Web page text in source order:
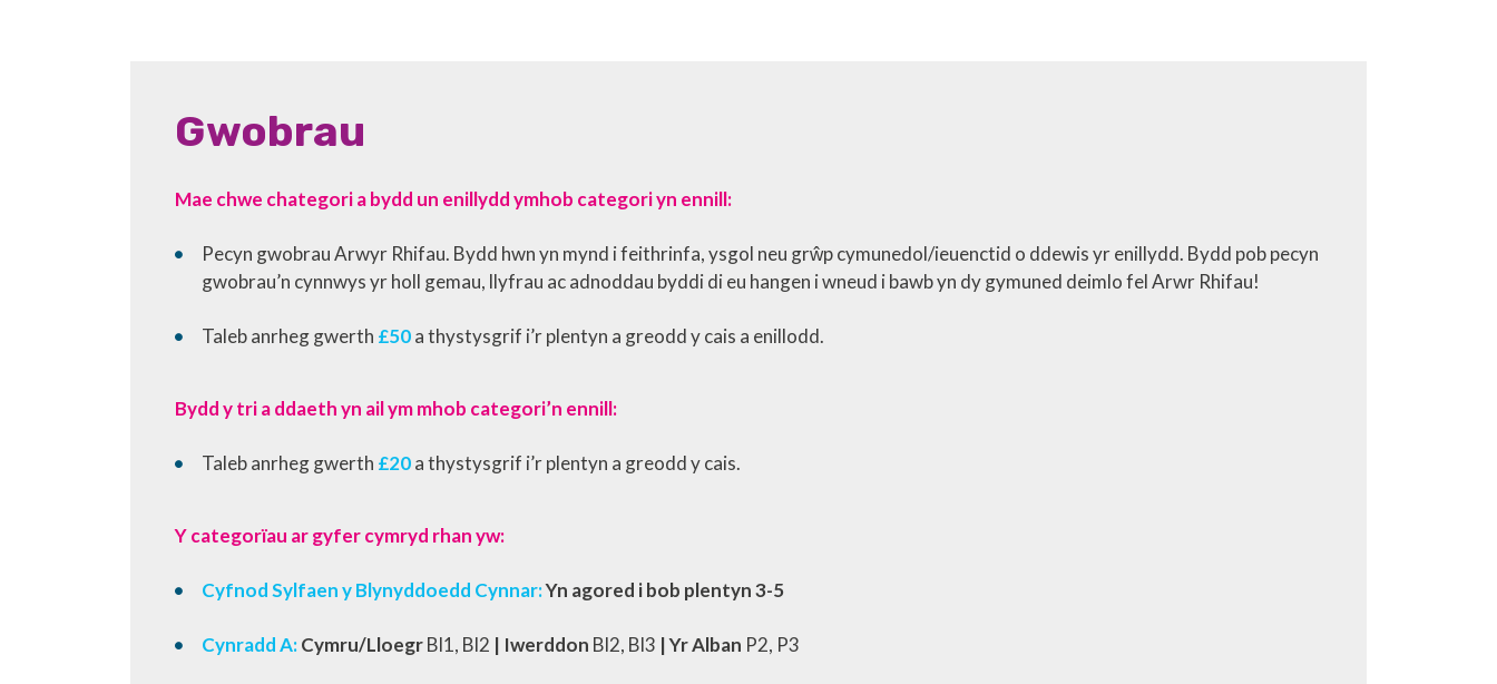
Gwobrau
Mae chwe chategori a bydd un enillydd ymhob categori yn ennill:
Pecyn gwobrau Arwyr Rhifau. Bydd hwn yn mynd i feithrinfa, ysgol neu grŵp cymunedol/ieuenctid o ddewis yr enillydd. Bydd pob pecyn
gwobrau’n cynnwys yr holl gemau, llyfrau ac adnoddau byddi di eu hangen i wneud i bawb yn dy gymuned deimlo fel Arwr Rhifau!
Taleb anrheg gwerth £50a thystysgrif i’r plentyn a greodd y cais a enillodd.
Bydd y tri a ddaeth yn ail ym mhob categori’n ennill:
Taleb anrheg gwerth £20a thystysgrif i’r plentyn a greodd y cais.
Y categorïau ar gyfer cymryd rhan yw:
Cyfnod Sylfaen y Blynyddoedd Cynnar:​Yn agored i bob plentyn 3-5
Cynradd A:​Cymru/LloegrBl1, Bl2 ​ | Iwerddon Bl2, Bl3 ​ | Yr Alban P2, P3